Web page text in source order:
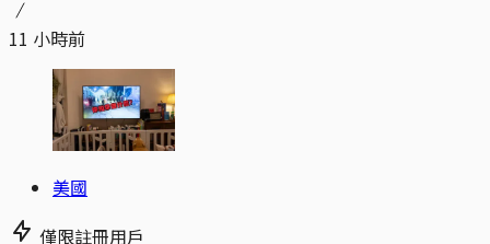
11 小時前
美國
僅限註冊用戶